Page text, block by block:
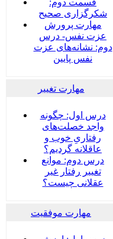
قسمت دوم:
شکرگزاری صحیح
مهارت پرورش
عزت نفس- درس
دوم: نشانه‌های عزت
نفس پایین
مهارت تغییر
درس اول: چگونه
واجد خصلت‌های
رفتاریِ خوب و
عاقلانه گردیم؟
درس دوم: موانع
تغییر رفتار غیر
عقلانی چیست؟
مهارت موفقیت